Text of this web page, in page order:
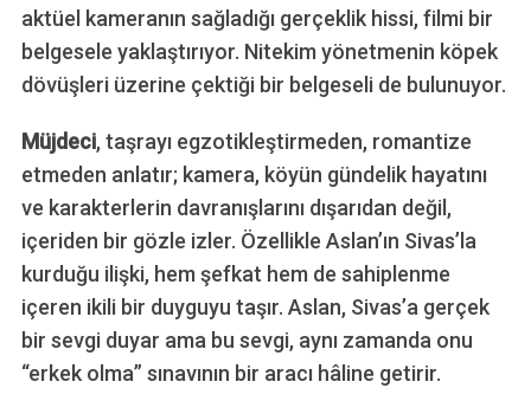
aktüel kameranın sağladığı gerçeklik hissi, filmi bir
belgesele yaklaştırıyor. Nitekim yönetmenin köpek
dövüşleri üzerine çektiği bir belgeseli de bulunuyor.
Müjdeci, taşrayı egzotikleştirmeden, romantize
etmeden anlatır; kamera, köyün gündelik hayatını
ve karakterlerin davranışlarını dışarıdan değil,
içeriden bir gözle izler. Özellikle Aslan’ın Sivas’la
kurduğu ilişki, hem şefkat hem de sahiplenme
içeren ikili bir duyguyu taşır. Aslan, Sivas’a gerçek
bir sevgi duyar ama bu sevgi, aynı zamanda onu
“erkek olma” sınavının bir aracı hâline getirir.